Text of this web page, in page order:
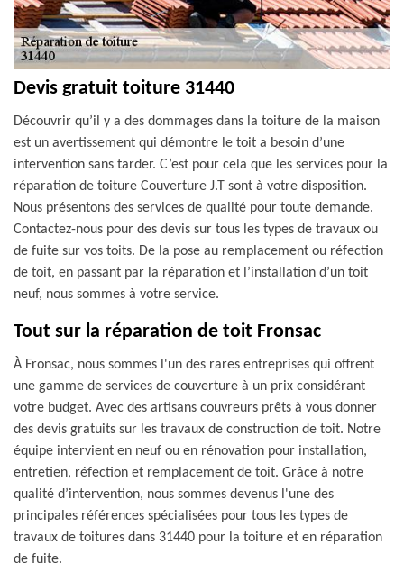
Devis gratuit toiture 31440
Découvrir qu’il y a des dommages dans la toiture de la maison
est un avertissement qui démontre le toit a besoin d’une
intervention sans tarder. C’est pour cela que les services pour la
réparation de toiture Couverture J.T sont à votre disposition.
Nous présentons des services de qualité pour toute demande.
Contactez-nous pour des devis sur tous les types de travaux ou
de fuite sur vos toits. De la pose au remplacement ou réfection
de toit, en passant par la réparation et l’installation d’un toit
neuf, nous sommes à votre service.
Tout sur la réparation de toit Fronsac
À Fronsac, nous sommes l'un des rares entreprises qui offrent
une gamme de services de couverture à un prix considérant
votre budget. Avec des artisans couvreurs prêts à vous donner
des devis gratuits sur les travaux de construction de toit. Notre
équipe intervient en neuf ou en rénovation pour installation,
entretien, réfection et remplacement de toit. Grâce à notre
qualité d’intervention, nous sommes devenus l'une des
principales références spécialisées pour tous les types de
travaux de toitures dans 31440 pour la toiture et en réparation
de fuite.